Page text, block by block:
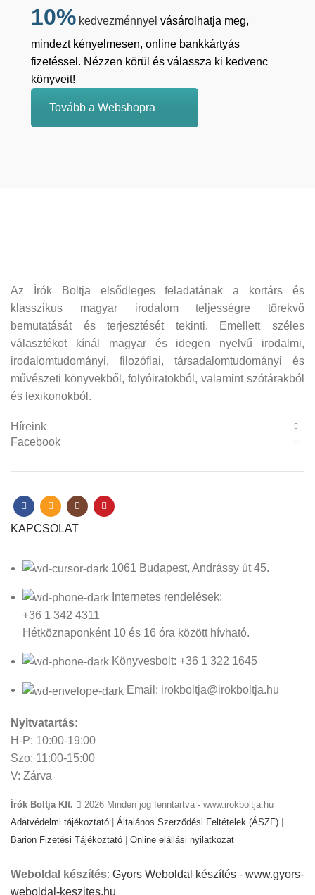
10% kedvezménnyel vásárolhatja meg,
mindezt kényelmesen, online bankkártyás
fizetéssel. Nézzen körül és válassza ki kedvenc
könyveit!
Tovább a Webshopra
Az Írók Boltja elsődleges feladatának a kortárs és
klasszikus magyar irodalom teljességre törekvő
bemutatását és terjesztését tekinti. Emellett széles
választékot kínál magyar és idegen nyelvű irodalmi,
irodalomtudományi, filozófiai, társadalomtudományi és
művészeti könyvekből, folyóiratokból, valamint szótárakból
és lexikonokból.
Híreink
Facebook
KAPCSOLAT
1061 Budapest, Andrássy út 45.
Internetes rendelések:
+36 1 342 4311
Hétköznaponként 10 és 16 óra között hívható.
Könyvesbolt: +36 1 322 1645
Email: irokboltja@irokboltja.hu
Nyitvatartás:
H-P: 10:00-19:00
Szo: 11:00-15:00
V: Zárva
Írók Boltja Kft.
2026 Minden jog fenntartva - www.irokboltja.hu
Adatvédelmi tájékoztató | Általános Szerződési Feltételek (ÁSZF) |
Barion Fizetési Tájékoztató | Online elállási nyilatkozat
Weboldal készítés: Gyors Weboldal készítés - www.gyors-
weboldal-keszites.hu